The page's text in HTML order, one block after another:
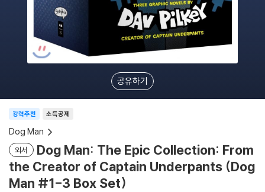
공유하기
소득공제
강력추천
Dog Man
외서
Dog Man: The Epic Collection: From
the Creator of Captain Underpants (Dog
Man #1-3 Box Set)